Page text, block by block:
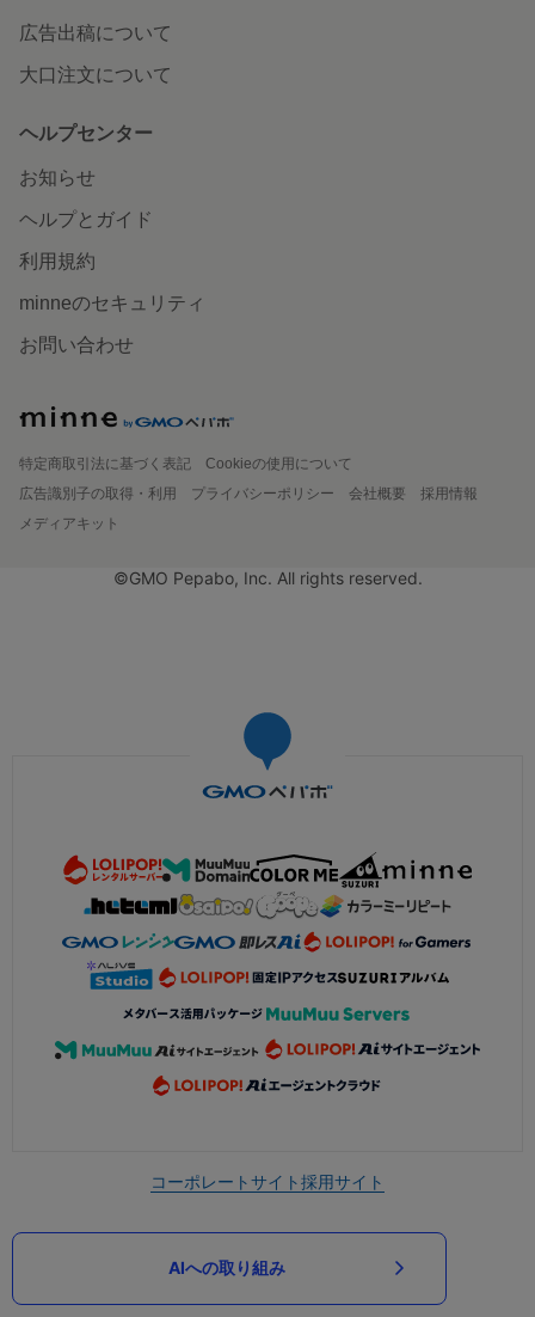
広告出稿について
大口注文について
ヘルプセンター
お知らせ
ヘルプとガイド
利用規約
minneのセキュリティ
お問い合わせ
特定商取引法に基づく表記
Cookieの使用について
広告識別子の取得・利用
プライバシーポリシー 会社概要
採用情報
メディアキット
©GMO Pepabo, Inc. All rights reserved.
コーポレートサイト採用サイト
AIへの取り組み